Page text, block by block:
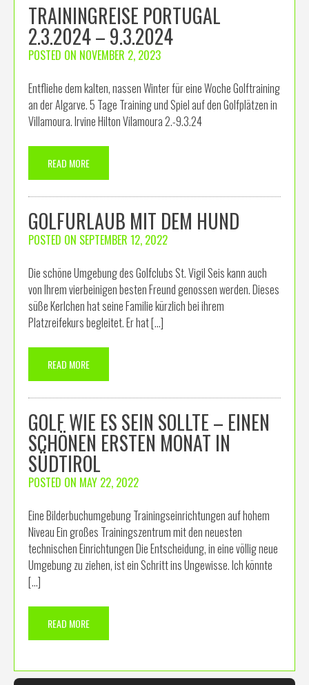
TRAININGREISE PORTUGAL
2.3.2024 – 9.3.2024
POSTED ON NOVEMBER 2, 2023
Entfliehe dem kalten, nassen Winter für eine Woche Golftraining
an der Algarve. 5 Tage Training und Spiel auf den Golfplätzen in
Villamoura. Irvine Hilton Vilamoura 2.-9.3.24
READ MORE
GOLFURLAUB MIT DEM HUND
POSTED ON SEPTEMBER 12, 2022
Die schöne Umgebung des Golfclubs St. Vigil Seis kann auch
von Ihrem vierbeinigen besten Freund genossen werden. Dieses
süße Kerlchen hat seine Familie kürzlich bei ihrem
Platzreifekurs begleitet. Er hat […]
READ MORE
GOLF WIE ES SEIN SOLLTE – EINEN
SCHÖNEN ERSTEN MONAT IN
SÜDTIROL
POSTED ON MAY 22, 2022
Eine Bilderbuchumgebung Trainingseinrichtungen auf hohem
Niveau Ein großes Trainingszentrum mit den neuesten
technischen Einrichtungen Die Entscheidung, in eine völlig neue
Umgebung zu ziehen, ist ein Schritt ins Ungewisse. Ich könnte
[…]
READ MORE